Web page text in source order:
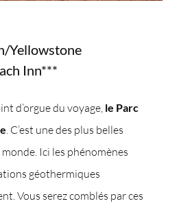
Yellowstone
Inn***
d’orgue du voyage, le Parc
. C’est une des plus belles
Ici les phénomènes
géothermiques
Vous serez comblés par ces